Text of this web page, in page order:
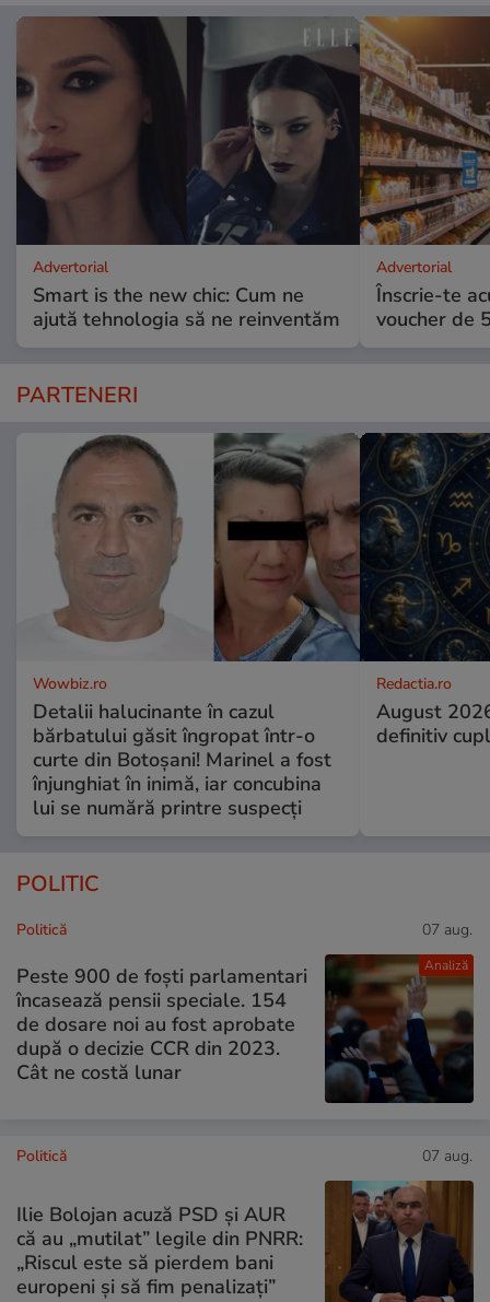
Advertorial
Smart is the new chic: Cum ne
ajută tehnologia să ne reinventăm
Advertorial
Înscrie-te
voucher de
PARTENERI
Wowbiz.ro
Detalii halucinante în cazul
bărbatului găsit îngropat într-o
curte din Botoșani! Marinel a fost
înjunghiat în inimă, iar concubina
lui se numără printre suspecți
Redactia.ro
August
definitiv
POLITIC
Analiză
Politică 07 aug.
Peste 900 de foști parlamentari
încasează pensii speciale. 154
de dosare noi au fost aprobate
după o decizie CCR din 2023.
Cât ne costă lunar
Politică 07 aug.
Ilie Bolojan acuză PSD și AUR
că au „mutilat” legile din PNRR:
„Riscul este să pierdem bani
europeni și să fim penalizați”